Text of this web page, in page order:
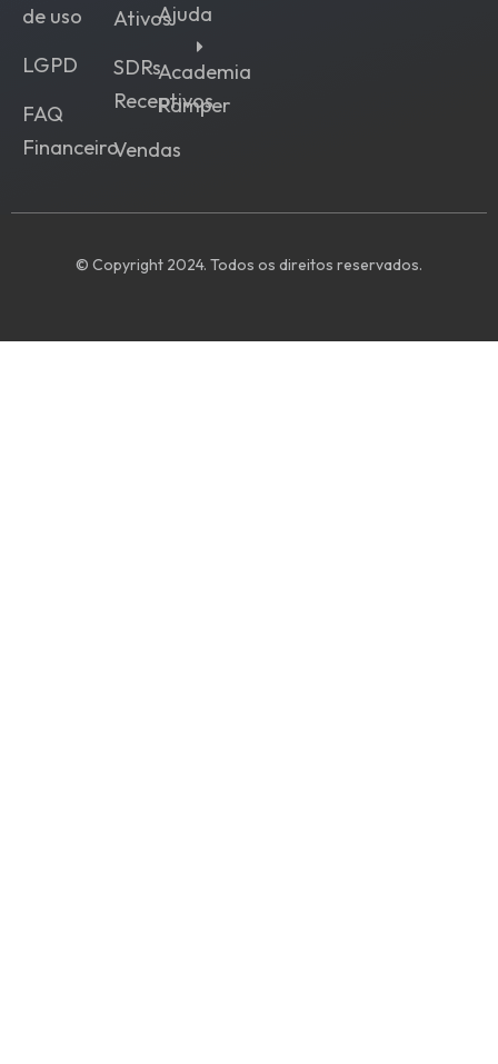
de uso
LGPD
FAQ
Financeiro
Ativos
SDRs
Receptivos
Vendas
Ajuda
Academia
Ramper
© Copyright 2024. Todos os direitos reservados.